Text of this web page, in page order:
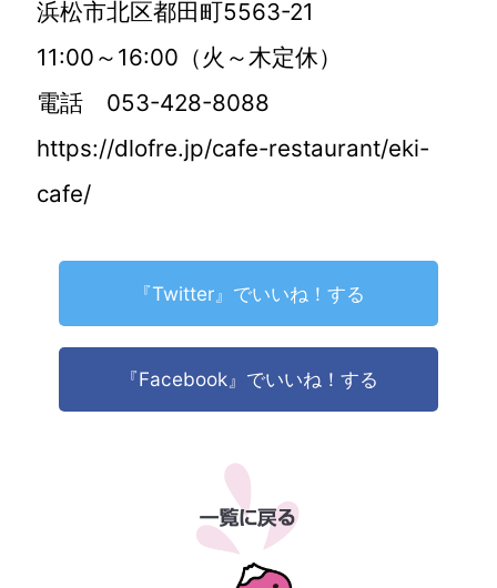
浜松市北区都田町5563-21
11:00～16:00（火～木定休）
電話 053-428-8088
https://dlofre.jp/cafe-restaurant/eki-
cafe/
『Twitter』でいいね！する
『Facebook』でいいね！する